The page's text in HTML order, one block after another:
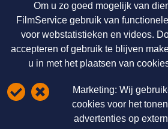
Nieuws
Over ons
Licenties & Tarieven
Schrijf u hier in voor onze nieuwsbrief
Om u zo goed mogelijk van
FilmService gebruik van
voor webstatistieken en videos.
accepteren of gebruik te blijven
u in met het plaatsen van
Marketing: Wij
cookies voor het
advertenties op